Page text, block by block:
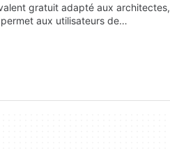
gratuit adapté aux architectes,
aux utilisateurs de…